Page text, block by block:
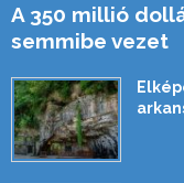
A 350 millió
semmibe vezet